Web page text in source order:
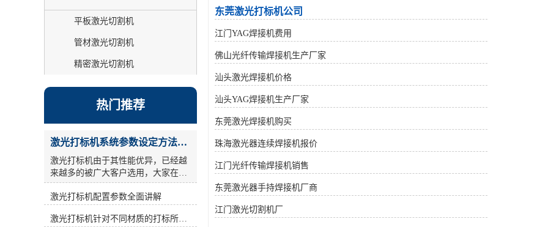
东莞激光打标机公司
江门YAG焊接机费用
佛山光纤传输焊接机生产厂家
汕头激光焊接机价格
汕头YAG焊接机生产厂家
东莞激光焊接机购买
珠海激光器连续焊接机报价
江门光纤传输焊接机销售
东莞激光器手持焊接机厂商
江门激光切割机厂
平板激光切割机
管材激光切割机
精密激光切割机
热门推荐
激光打标机系统参数设定方法步骤教程
激光打标机由于其性能优异，已经越
来越多的被广大客户选用，大家在使
用激光打标机的时候，关于参数设
置，很多人的概念比较模糊，今天激
参数设定 ： **，激光参数还是设一
激光打标机配置参数全面讲解
激光打标机针对不同材质的打标所对应设备指导